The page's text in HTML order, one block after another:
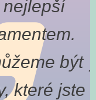
být
které jste